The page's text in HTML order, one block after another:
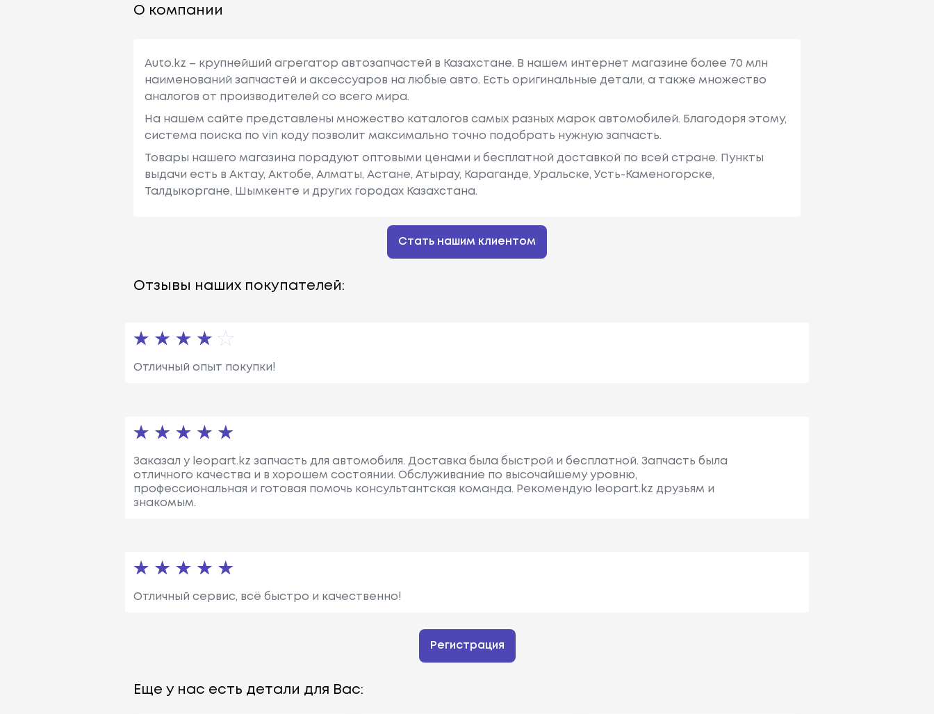
О компании
Auto.kz – крупнейший агрегатор автозапчастей в Казахстане. В нашем интернет магазине более 70 млн
наименований запчастей и аксессуаров на любые авто. Есть оригинальные детали, а также множество
аналогов от производителей со всего мира.
На нашем сайте представлены множество каталогов самых разных марок автомобилей. Благодоря этому,
система поиска по vin коду позволит максимально точно подобрать нужную запчасть.
Товары нашего магазина порадуют оптовыми ценами и бесплатной доставкой по всей стране. Пункты
выдачи есть в Актау, Актобе, Алматы, Астане, Атырау, Караганде, Уральске, Усть-Каменогорске,
Талдыкоргане, Шымкенте и других городах Казахстана.
Стать нашим клиентом
Отзывы наших покупателей:
Отличный опыт покупки!
Заказал у leopart.kz запчасть для автомобиля. Доставка была быстрой и бесплатной. Запчасть была
отличного качества и в хорошем состоянии. Обслуживание по высочайшему уровню,
профессиональная и готовая помочь консультантская команда. Рекомендую leopart.kz друзьям и
знакомым.
Отличный сервис, всё быстро и качественно!
Регистрация
Еще у нас есть детали для Вас: